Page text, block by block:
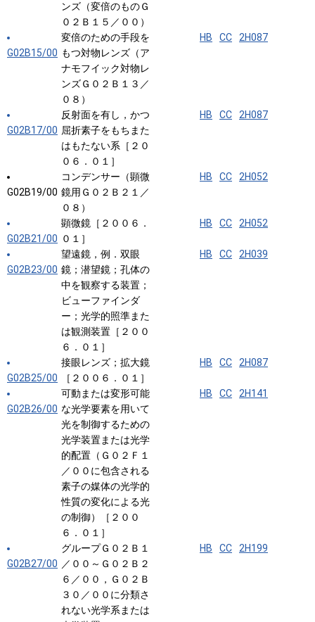
ンズ（変倍のものＧ
０２Ｂ１５／００）
G02B15/00
変倍のための手段を
もつ対物レンズ（ア
ナモフイック対物レ
ンズＧ０２Ｂ１３／
０８）
HB CC 2H087
G02B17/00
反射面を有し，かつ
屈折素子をもちまた
はもたない系［２０
０６．０１］
HB CC 2H087
G02B19/00
コンデンサー（顕微
鏡用Ｇ０２Ｂ２１／
０８）
HB CC 2H052
G02B21/00
顕微鏡［２００６．
０１］
HB CC 2H052
G02B23/00
望遠鏡，例．双眼
鏡；潜望鏡；孔体の
中を観察する装置；
ビューファインダ
ー；光学的照準また
は観測装置［２００
６．０１］
HB CC 2H039
G02B25/00
接眼レンズ；拡大鏡
［２００６．０１］
HB CC 2H087
G02B26/00
可動または変形可能
な光学要素を用いて
光を制御するための
光学装置または光学
的配置（Ｇ０２Ｆ１
／００に包含される
素子の媒体の光学的
性質の変化による光
の制御）［２００
６．０１］
HB CC 2H141
G02B27/00
グループＧ０２Ｂ１
／００～Ｇ０２Ｂ２
６／００，Ｇ０２Ｂ
３０／００に分類さ
れない光学系または
HB CC 2H199